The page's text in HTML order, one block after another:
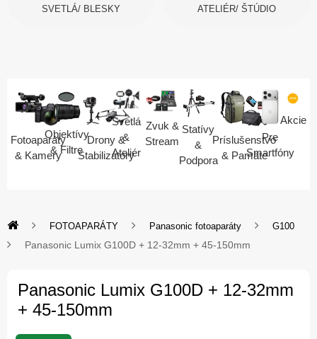
SVETLÁ/ BLESKY ATELIÉR/ ŠTÚDIO
Fotoaparáty
& Kamery
Objektívy
& Filtre
Drony &
Stabilizátory
Svetlá
&
Ateliér
Zvuk &
Stream
Statívy
&
Podpora
Príslušenstvo
& Pamäte
Pre
Smartfóny
Akcie
FOTOAPARÁTY Panasonic fotoaparáty G100
Panasonic Lumix G100D + 12-32mm + 45-150mm
Panasonic Lumix G100D + 12-32mm
+ 45-150mm